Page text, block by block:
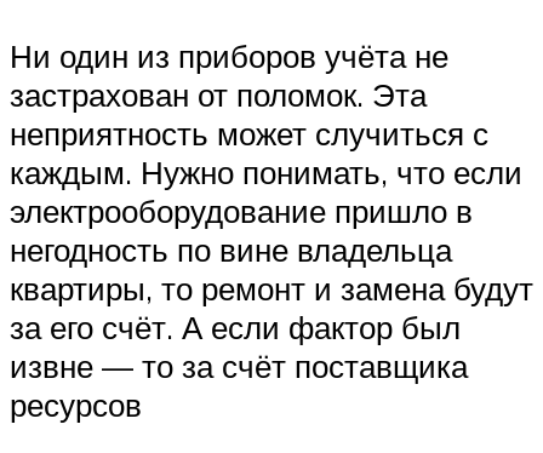
Ни один из приборов учёта не
застрахован от поломок. Эта
неприятность может случиться с
каждым. Нужно понимать, что если
электрооборудование пришло в
негодность по вине владельца
квартиры, то ремонт и замена будут
за его счёт. А если фактор был
извне — то за счёт поставщика
ресурсов